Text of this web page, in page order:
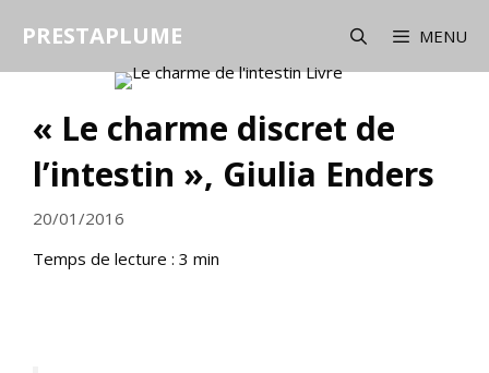
PRESTAPLUME MENU
« Le charme discret de
l’intestin », Giulia Enders
20/01/2016
Temps de lecture : 3 min